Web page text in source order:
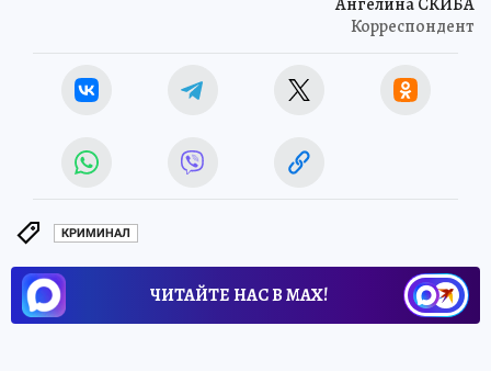
Корреспондент
КРИМИНАЛ
ЧИТАЙТЕ НАС В МАХ!